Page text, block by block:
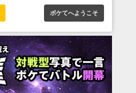
ボケてへようこそ